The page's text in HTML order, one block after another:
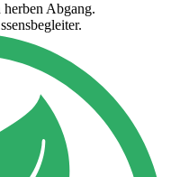
Abgang.